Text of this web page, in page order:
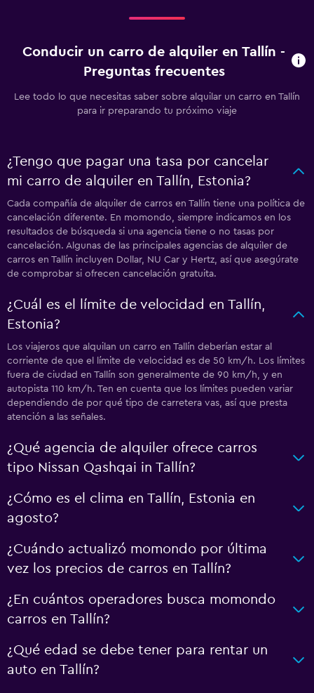
Conducir un carro de alquiler en Tallín -
Preguntas frecuentes
Lee todo lo que necesitas saber sobre alquilar un carro en Tallín
para ir preparando tu próximo viaje
¿Tengo que pagar una tasa por cancelar
mi carro de alquiler en Tallín, Estonia?
Cada compañía de alquiler de carros en Tallín tiene una política de
cancelación diferente. En momondo, siempre indicamos en los
resultados de búsqueda si una agencia tiene o no tasas por
cancelación. Algunas de las principales agencias de alquiler de
carros en Tallín incluyen Dollar, NU Car y Hertz, así que asegúrate
de comprobar si ofrecen cancelación gratuita.
¿Cuál es el límite de velocidad en Tallín,
Estonia?
Los viajeros que alquilan un carro en Tallín deberían estar al
corriente de que el límite de velocidad es de 50 km/h. Los límites
fuera de ciudad en Tallín son generalmente de 90 km/h, y en
autopista 110 km/h. Ten en cuenta que los límites pueden variar
dependiendo de por qué tipo de carretera vas, así que presta
atención a las señales.
¿Qué agencia de alquiler ofrece carros
tipo Nissan Qashqai in Tallín?
¿Cómo es el clima en Tallín, Estonia en
agosto?
¿Cuándo actualizó momondo por última
vez los precios de carros en Tallín?
¿En cuántos operadores busca momondo
carros en Tallín?
¿Qué edad se debe tener para rentar un
auto en Tallín?